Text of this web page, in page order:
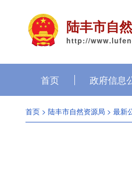
陆丰市自
http://
首页 政府信息
首页 > 陆丰市自然资源局 > 最新